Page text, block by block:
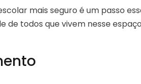
mais seguro é um passo
de todos que vivem nesse